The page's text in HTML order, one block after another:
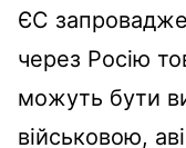
ЄС
через Росію
можуть бути
військовою,